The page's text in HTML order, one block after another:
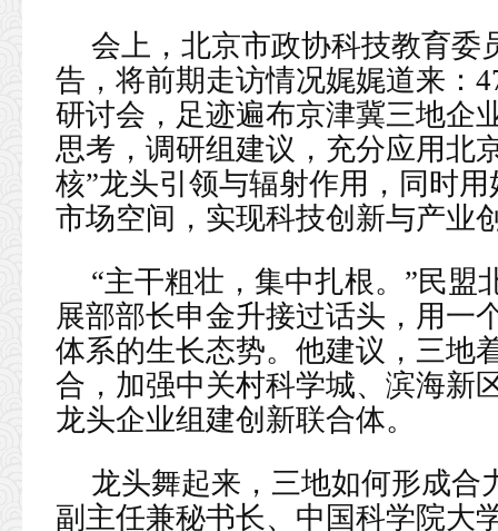
会上，北京市政协科技教育委
告，将前期走访情况娓娓道来：
研讨会，足迹遍布京津冀三地企
思考，调研组建议，充分应用北
核”龙头引领与辐射作用，同时
市场空间，实现科技创新与产业
“主干粗壮，集中扎根。”民盟
展部部长申金升接过话头，用一
体系的生长态势。他建议，三地
合，加强中关村科学城、滨海新
龙头企业组建创新联合体。
龙头舞起来，三地如何形成合
副主任兼秘书长、中国科学院大